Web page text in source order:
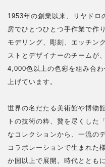
1953年の創業以来、リヤドロ
房でひとつひとつ手作業で作
モデリング、彫刻、エッチン
ストとデザイナーのチームが
4,000色以上の色彩を組み合
上げています。
世界の名だたる美術館や博物
トの技術の粋、贅を尽くした
なコレクションから、一流の
コラボレーションで生まれた
か国以上で展開。時代ととも